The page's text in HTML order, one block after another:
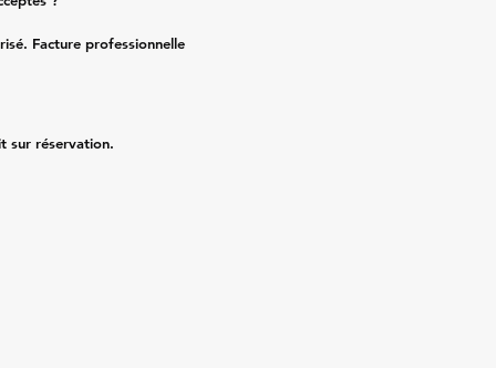
Facture professionnelle
sur réservation.